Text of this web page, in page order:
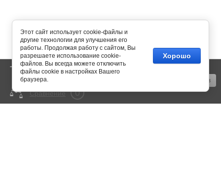
Оформить заказ
Корзина 0 пусто
Сравнение 0
Этот сайт использует cookie-файлы и
другие технологии для улучшения его
работы. Продолжая работу с сайтом, Вы
разрешаете использование cookie-
файлов. Вы всегда можете отключить
файлы cookie в настройках Вашего
браузера.
Хорошо